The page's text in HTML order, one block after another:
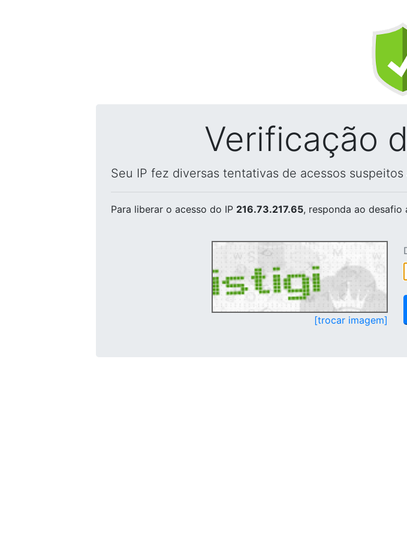
Verificação
Seu IP fez diversas tentativas de acessos
Para liberar o acesso do IP 216.73.217.65, responda ao desafio
[trocar imagem]